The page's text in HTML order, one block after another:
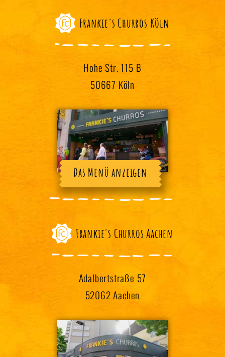
Frankie's Churros Köln
Hohe Str. 115 B
50667 Köln
Das Menü anzeigen
Frankie's Churros Aachen
Adalbertstraße 57
52062 Aachen